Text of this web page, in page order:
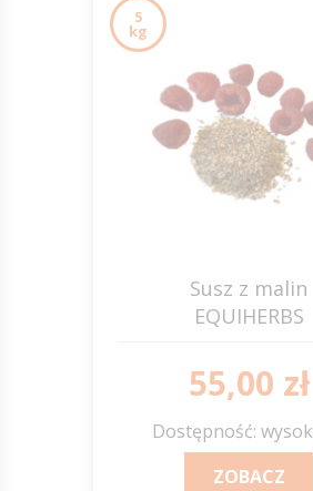
5
kg
Susz z malin
EQUIHERBS
55,00 zł
Dostępność:
ZOBACZ